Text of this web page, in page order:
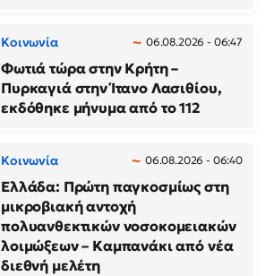
Κοινωνία 06.08.2026 - 06:47
Φωτιά τώρα στην Κρήτη –
Πυρκαγιά στην Ίτανο Λασιθίου,
εκδόθηκε μήνυμα από το 112
Κοινωνία 06.08.2026 - 06:40
Ελλάδα: Πρώτη παγκοσμίως στη
μικροβιακή αντοχή
πολυανθεκτικών νοσοκομειακών
λοιμώξεων – Καμπανάκι από νέα
διεθνή μελέτη